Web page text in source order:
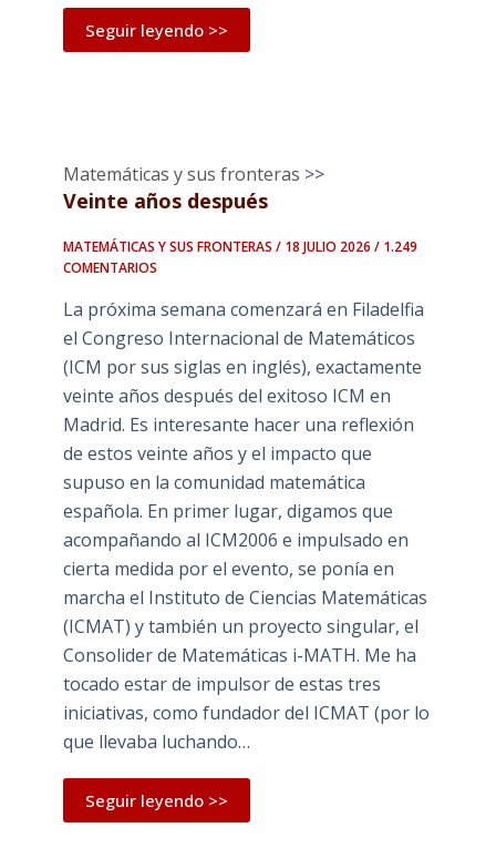
Seguir leyendo >>
Matemáticas y sus fronteras >>
Veinte años después
MATEMÁTICAS Y SUS FRONTERAS / 18 JULIO 2026 / 1.249
COMENTARIOS
La próxima semana comenzará en Filadelfia
el Congreso Internacional de Matemáticos
(ICM por sus siglas en inglés), exactamente
veinte años después del exitoso ICM en
Madrid. Es interesante hacer una reflexión
de estos veinte años y el impacto que
supuso en la comunidad matemática
española. En primer lugar, digamos que
acompañando al ICM2006 e impulsado en
cierta medida por el evento, se ponía en
marcha el Instituto de Ciencias Matemáticas
(ICMAT) y también un proyecto singular, el
Consolider de Matemáticas i-MATH. Me ha
tocado estar de impulsor de estas tres
iniciativas, como fundador del ICMAT (por lo
que llevaba luchando…
Seguir leyendo >>